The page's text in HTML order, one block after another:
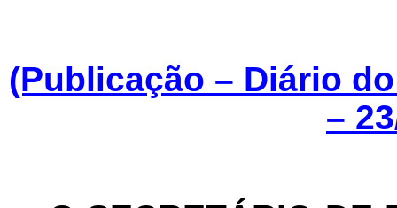
(Publicação – Diário
–